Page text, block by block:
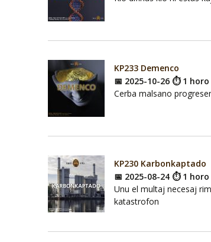
KP233 Demenco
📅 2025-10-26 ⏱ 1
Cerba malsano
KP230 Karbonkaptado
📅 2025-08-24 ⏱ 1 horo
Unu el multaj necesaj
katastrofon